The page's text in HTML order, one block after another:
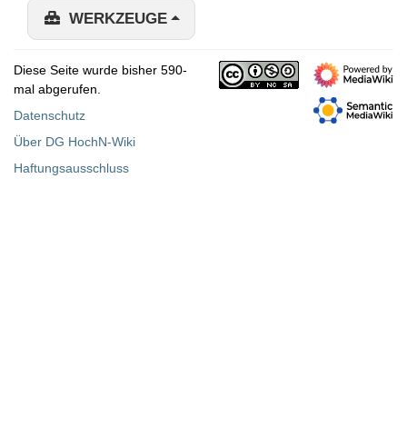
WERKZEUGE
Diese Seite wurde bisher 590-
mal abgerufen.
Datenschutz
Über DG HochN-Wiki
Haftungsausschluss